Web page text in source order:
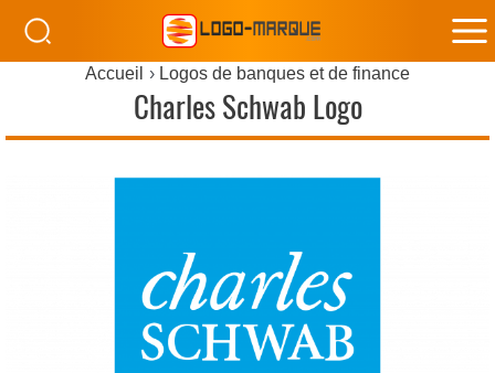
Accueil Logos de banques et de finance
Charles Schwab Logo